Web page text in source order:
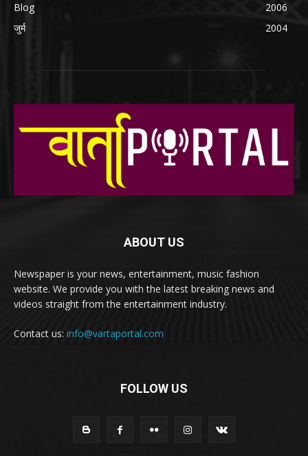
Blog
2006
जुर्म
2004
ABOUT US
Newspaper is your news, entertainment, music fashion
website. We provide you with the latest breaking news and
videos straight from the entertainment industry.
Contact us: info@vartaportal.com
FOLLOW US